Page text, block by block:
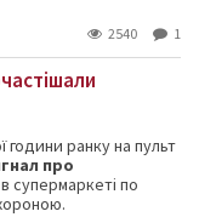
2540 1
години ранку на пульт
про
в супермаркеті по